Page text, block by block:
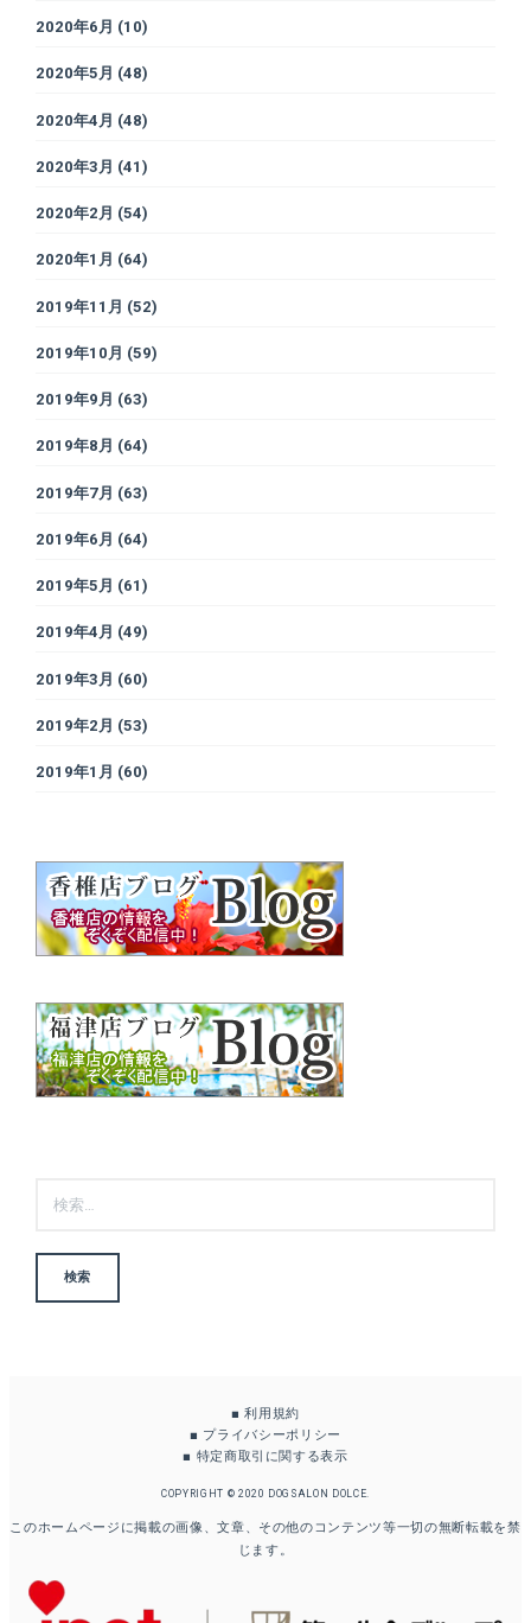
2020年6月 (10)
2020年5月 (48)
2020年4月 (48)
2020年3月 (41)
2020年2月 (54)
2020年1月 (64)
2019年11月 (52)
2019年10月 (59)
2019年9月 (63)
2019年8月 (64)
2019年7月 (63)
2019年6月 (64)
2019年5月 (61)
2019年4月 (49)
2019年3月 (60)
2019年2月 (53)
2019年1月 (60)
■利用規約
■ プライバシーポリシー
■ 特定商取引に関する表示
COPYRIGHT © 2020 DOGSALON DOLCE.
このホームページに掲載の画像、文章、その他のコンテンツ等一切の無断転載を禁
じます。